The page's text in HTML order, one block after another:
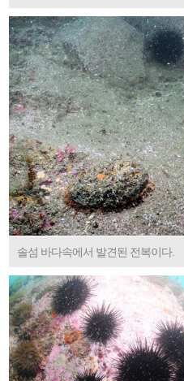
솔섬 바다속에서 발견된 전복이다.